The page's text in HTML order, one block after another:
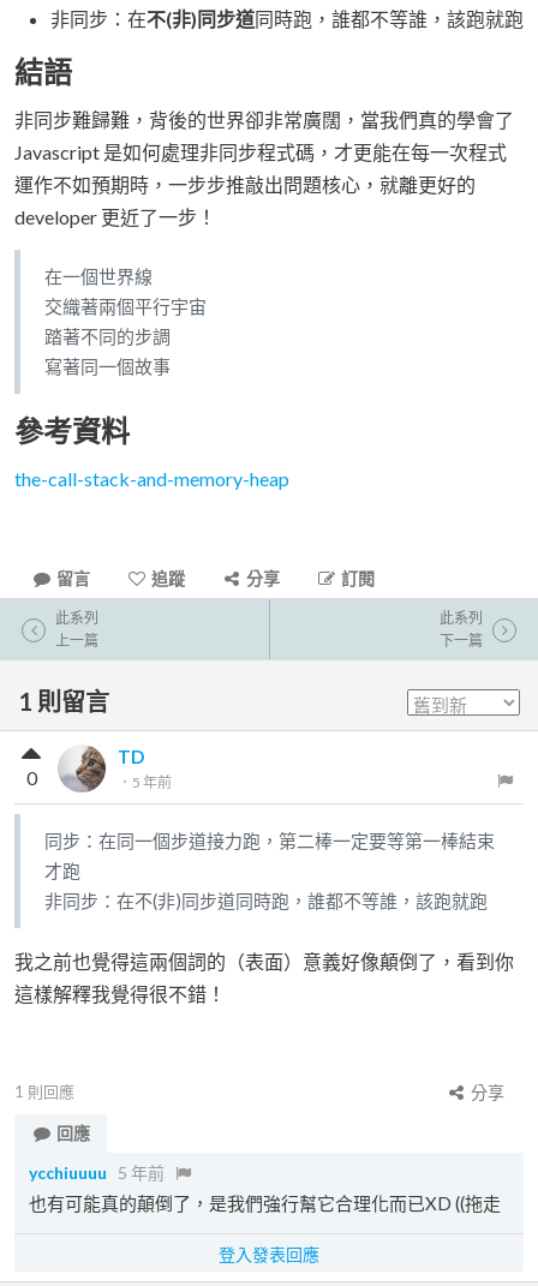
非同步：在不(非)同步道同時跑，誰都不等誰，該跑就跑
結語
非同步難歸難，背後的世界卻非常廣闊，當我們真的學會了
Javascript 是如何處理非同步程式碼，才更能在每一次程式
運作不如預期時，一步步推敲出問題核心，就離更好的
developer 更近了一步！
在一個世界線
交織著兩個平行宇宙
踏著不同的步調
寫著同一個故事
參考資料
the-call-stack-and-memory-heap
留言 追蹤 分享 訂閱
此系列
上一篇
此系列
下一篇
1 則留言
TD
． 5 年前
0
同步：在同一個步道接力跑，第二棒一定要等第一棒結束
才跑
非同步：在不(非)同步道同時跑，誰都不等誰，該跑就跑
我之前也覺得這兩個詞的（表面）意義好像顛倒了，看到你
這樣解釋我覺得很不錯！
1 則回應
分享
回應
ycchiuuuu
5 年前
也有可能真的顛倒了，是我們強行幫它合理化而已XD ((拖走
登入發表回應